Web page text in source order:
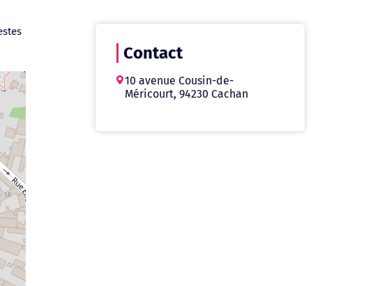
Contact
10 avenue Cousin-de-
Méricourt, 94230 Cachan